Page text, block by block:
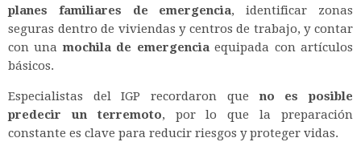
planes familiares de emergencia, identificar zonas
seguras dentro de viviendas y centros de trabajo, y contar
con unamochila de emergenciaequipada con artículos
básicos.
Especialistas del IGP recordaron queno es posible
predecir un terremoto, por lo que la preparación
constante es clave para reducir riesgos y proteger vidas.